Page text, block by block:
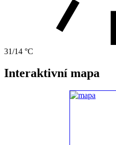
31/14 °C
Interaktivní mapa